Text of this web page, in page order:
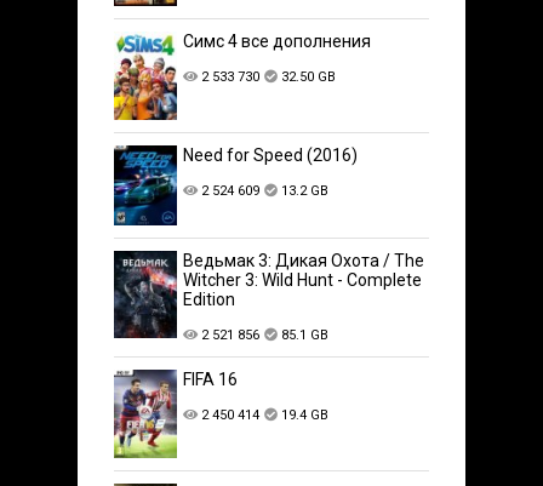
Симс 4 все дополнения
2 533 730 32.50 GB
Need for Speed (2016)
2 524 609 13.2 GB
Ведьмак 3: Дикая Охота / The
Witcher 3: Wild Hunt - Complete
Edition
2 521 856 85.1 GB
FIFA 16
2 450 414 19.4 GB